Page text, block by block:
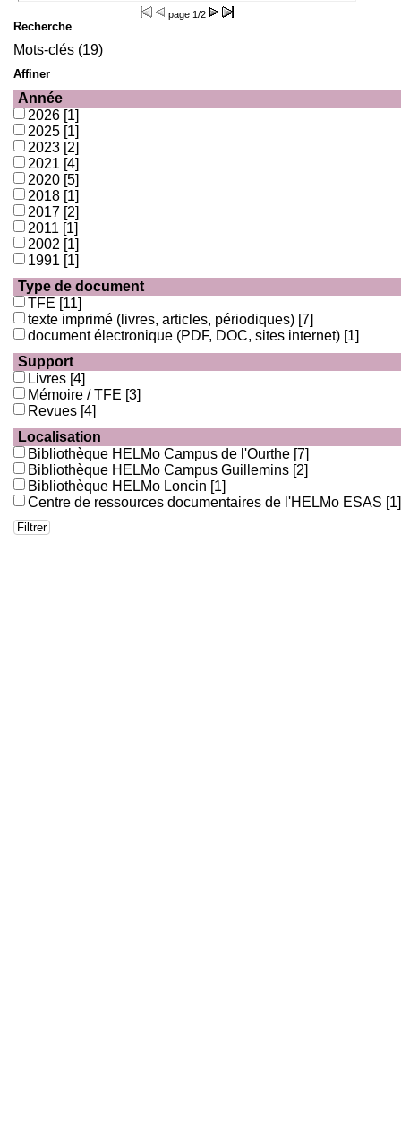
page 1/2
Recherche
Mots-clés (19)
Affiner
Année
2026 [1]
2025 [1]
2023 [2]
2021 [4]
2020 [5]
2018 [1]
2017 [2]
2011 [1]
2002 [1]
1991 [1]
Type de document
TFE [11]
texte imprimé (livres, articles, périodiques) [7]
document électronique (PDF, DOC, sites internet) [1]
Support
Livres [4]
Mémoire / TFE [3]
Revues [4]
Localisation
Bibliothèque HELMo Campus de l'Ourthe [7]
Bibliothèque HELMo Campus Guillemins [2]
Bibliothèque HELMo Loncin [1]
Centre de ressources documentaires de l'HELMo ESAS [1]